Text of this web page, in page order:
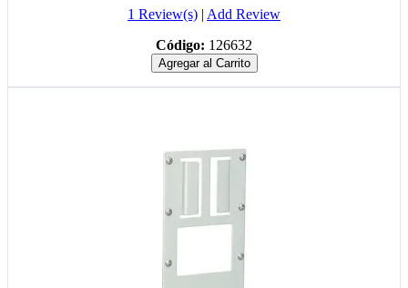
1 Review(s) | Add Review
Código: 126632
Agregar al Carrito